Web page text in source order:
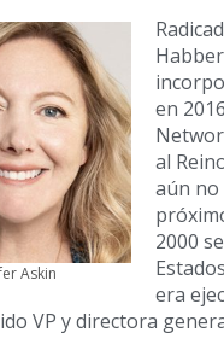
Askin
en
al
aún no
2000
era
VP y directora